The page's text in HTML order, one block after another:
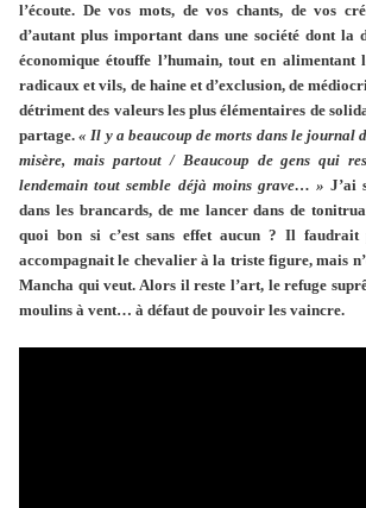
l’écoute. De vos mots, de vos chants, de vos
d’autant plus important dans une société dont la
économique étouffe l’humain, tout en alimentant
radicaux et vils, de haine et d’exclusion, de
détriment des valeurs les plus élémentaires de
partage.« Il y a beaucoup de morts dans le journal
misère, mais partout / Beaucoup de gens qui
lendemain tout semble déjà moins grave… » J’ai
dans les brancards, de me lancer dans de
quoi bon si c’est sans effet aucun ? Il faudrait
accompagnait le chevalier à la triste figure, mais
Mancha qui veut. Alors il reste l’art, le refuge
moulins à vent… à défaut de pouvoir les vaincre.